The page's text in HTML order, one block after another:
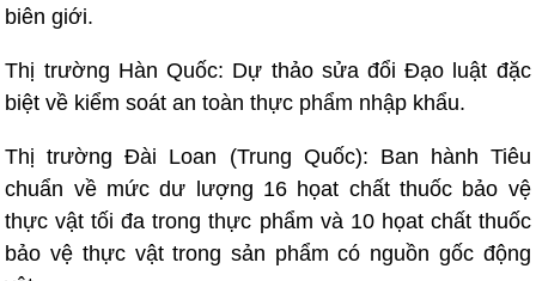
biên giới.
Thị trường Hàn Quốc: Dự thảo sửa đổi Đạo luật đặc
biệt về kiểm soát an toàn thực phẩm nhập khẩu.
Thị trường Đài Loan (Trung Quốc): Ban hành Tiêu
chuẩn về mức dư lượng 16 họat chất thuốc bảo vệ
thực vật tối đa trong thực phẩm và 10 họat chất thuốc
bảo vệ thực vật trong sản phẩm có nguồn gốc động